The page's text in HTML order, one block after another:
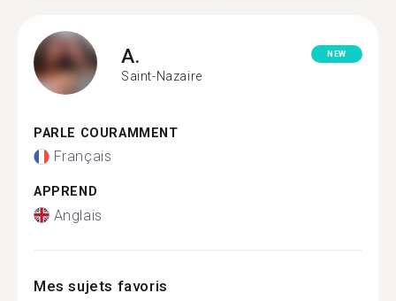
A.
Saint-Nazaire
NEW
PARLE COURAMMENT
Français
APPREND
Anglais
Mes sujets favoris